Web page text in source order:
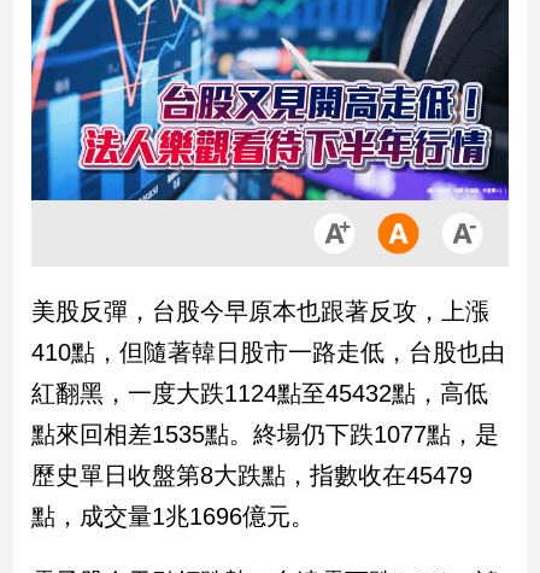
市
房
地
產
品
政
治
政
治
焦
觀
美股反彈，台股今早原本也跟著反攻，上漲
410點，但隨著韓日股市一路走低，台股也由
紅翻黑，一度大跌1124點至45432點，高低
點來回相差1535點。終場仍下跌1077點，是
歷史單日收盤第8大跌點，指數收在45479
點，成交量1兆1696億元。